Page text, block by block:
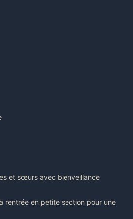
et sœurs avec bienveillance
rentrée en petite section pour une